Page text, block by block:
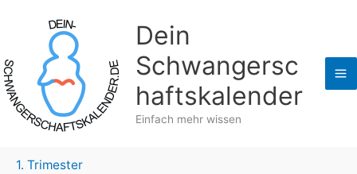
springen
Dein
Schwangersc
haftskalender
Einfach mehr wissen
1. Trimester